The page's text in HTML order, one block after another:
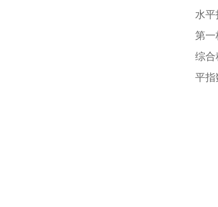
水平
第
综合
平指